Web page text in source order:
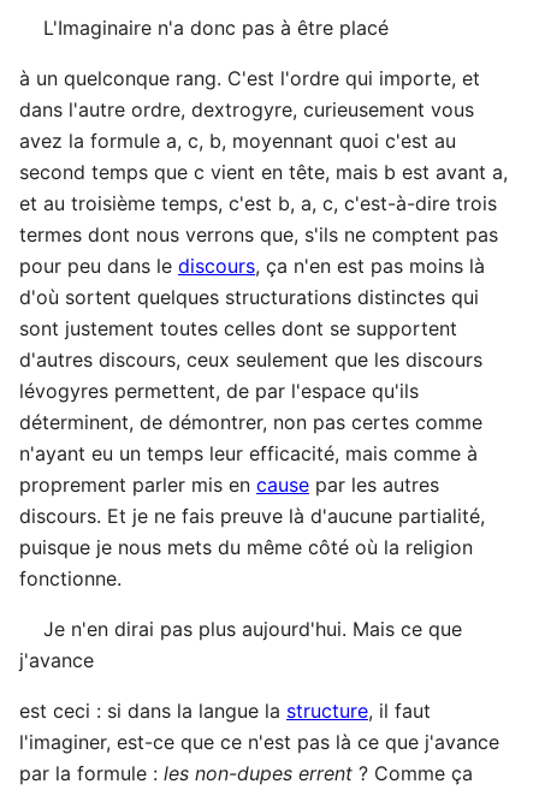
L'Imaginaire n'a donc pas à être placé
à un quelconque rang. C'est l'ordre qui importe, et
dans l'autre ordre, dextrogyre, curieusement vous
avez la formule a, c, b, moyennant quoi c'est au
second temps que c vient en tête, mais b est avant a,
et au troisième temps, c'est b, a, c, c'est-à-dire trois
termes dont nous verrons que, s'ils ne comptent pas
pour peu dans le discours, ça n'en est pas moins là
d'où sortent quelques structurations distinctes qui
sont justement toutes celles dont se supportent
d'autres discours, ceux seulement que les discours
lévogyres permettent, de par l'espace qu'ils
déterminent, de démontrer, non pas certes comme
n'ayant eu un temps leur efficacité, mais comme à
proprement parler mis en cause par les autres
discours. Et je ne fais preuve là d'aucune partialité,
puisque je nous mets du même côté où la religion
fonctionne.
Je n'en dirai pas plus aujourd'hui. Mais ce que
j'avance
est ceci : si dans la langue la structure, il faut
l'imaginer, est-ce que ce n'est pas là ce que j'avance
par la formule : les non-dupes errent ? Comme ça